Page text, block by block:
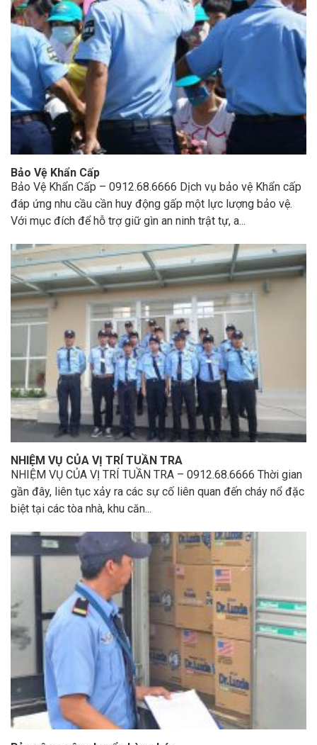
Bảo Vệ Khẩn Cấp
Bảo Vệ Khẩn Cấp – 0912.68.6666 Dịch vụ bảo vệ Khẩn cấp
đáp ứng nhu cầu cần huy động gấp một lực lượng bảo vệ.
Với mục đích để hỗ trợ giữ gìn an ninh trật tự, a...
NHIỆM VỤ CỦA VỊ TRÍ TUẦN TRA
NHIỆM VỤ CỦA VỊ TRÍ TUẦN TRA – 0912.68.6666 Thời gian
gần đây, liên tục xảy ra các sự cố liên quan đến cháy nổ đặc
biệt tại các tòa nhà, khu căn...